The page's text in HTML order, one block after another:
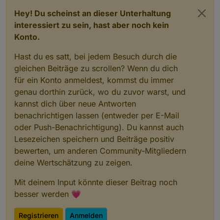
Hey! Du scheinst an dieser Unterhaltung
interessiert zu sein, hast aber noch kein
Konto.
Hast du es satt, bei jedem Besuch durch die
gleichen Beiträge zu scrollen? Wenn du dich
für ein Konto anmeldest, kommst du immer
genau dorthin zurück, wo du zuvor warst, und
kannst dich über neue Antworten
benachrichtigen lassen (entweder per E-Mail
oder Push-Benachrichtigung). Du kannst auch
Lesezeichen speichern und Beiträge positiv
bewerten, um anderen Community-Mitgliedern
deine Wertschätzung zu zeigen.
Mit deinem Input könnte dieser Beitrag noch
besser werden 💗
Registrieren Anmelden